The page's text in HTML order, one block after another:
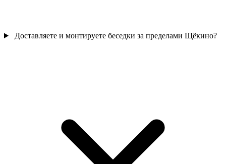
Доставляете и монтируете беседки за пределами Щёкино?